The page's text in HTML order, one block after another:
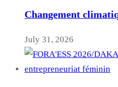
Changement
July 31, 2026